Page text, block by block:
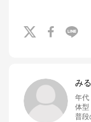
み
年代
体型
普段